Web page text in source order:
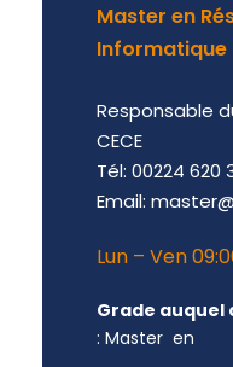
Master en
Informatique
Responsable
CECE
Tél: 00224 620
Email:
Lun – Ven
Grade
: Master en